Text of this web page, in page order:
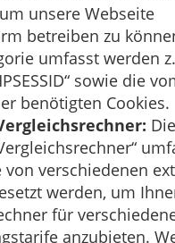
unsere Webseite
betreiben zu
umfasst werden
sowie die
benötigten Cookies.
von verschiedenen
werden, um
für
anzubieten.